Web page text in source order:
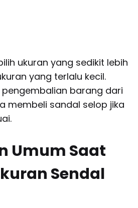
ukuran yang sedikit lebih
yang terlalu kecil.
pengembalian barang dari
membeli sandal selop jika
Umum Saat
Sendal